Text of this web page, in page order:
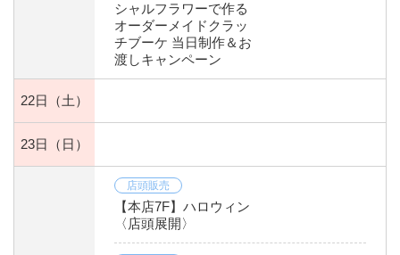
シャルフラワーで作る
オーダーメイドクラッ
チブーケ 当日制作＆お
渡しキャンペーン
22日 （土）
23日 （日）
店頭販売
【本店7F】ハロウィン
〈店頭展開〉